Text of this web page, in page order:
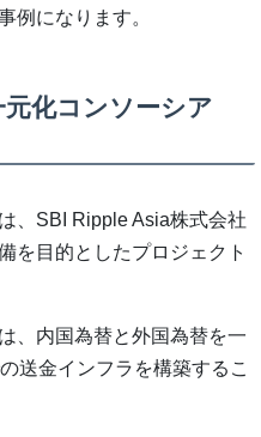
例になります。
化コンソーシア
は、SBI Ripple Asia株式会社
を目的としたプロジェクト
、内国為替と外国為替を一
送金インフラを構築するこ